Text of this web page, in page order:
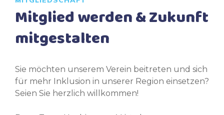
Mitglied werden & Zukunft
mitgestalten
Sie möchten unserem Verein beitreten und sich
für mehr Inklusion in unserer Region einsetzen?
Seien Sie herzlich willkommen!